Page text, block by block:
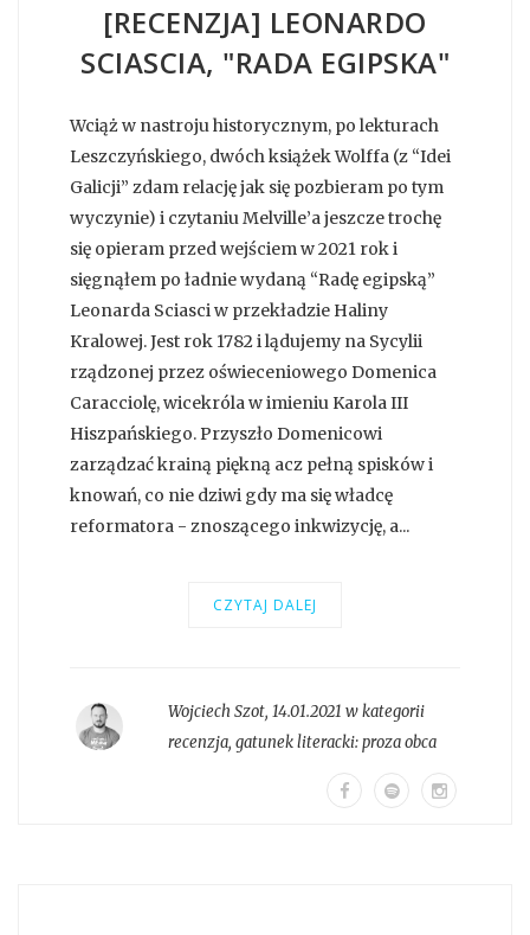
[RECENZJA] LEONARDO
SCIASCIA, "RADA EGIPSKA"
Wciąż w nastroju historycznym, po lekturach
Leszczyńskiego, dwóch książek Wolffa (z “Idei
Galicji” zdam relację jak się pozbieram po tym
wyczynie) i czytaniu Melville’a jeszcze trochę
się opieram przed wejściem w 2021 rok i
sięgnąłem po ładnie wydaną “Radę egipską”
Leonarda Sciasci w przekładzie Haliny
Kralowej. Jest rok 1782 i lądujemy na Sycylii
rządzonej przez oświeceniowego Domenica
Caracciolę, wicekróla w imieniu Karola III
Hiszpańskiego. Przyszło Domenicowi
zarządzać krainą piękną acz pełną spisków i
knowań, co nie dziwi gdy ma się władcę
reformatora - znoszącego inkwizycję, a...
CZYTAJ DALEJ
Wojciech Szot, 14.01.2021 w kategorii
recenzja, gatunek literacki:proza obca